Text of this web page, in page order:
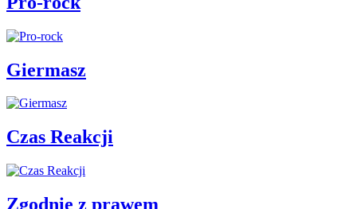
Giermasz
Czas Reakcji
Zgodnie z prawem